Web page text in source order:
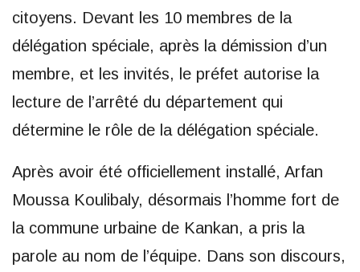
citoyens. Devant les 10 membres de la
délégation spéciale, après la démission d’un
membre, et les invités, le préfet autorise la
lecture de l’arrêté du département qui
détermine le rôle de la délégation spéciale.
Après avoir été officiellement installé, Arfan
Moussa Koulibaly, désormais l’homme fort de
la commune urbaine de Kankan, a pris la
parole au nom de l’équipe. Dans son discours,